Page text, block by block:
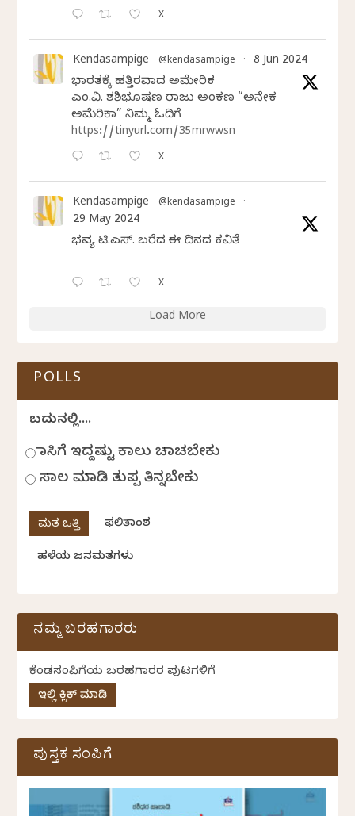
X
Kendasampige @kendasampige · 8 Jun 2024
ಭಾರತಕ್ಕೆ ಹತ್ತಿರವಾದ ಅಮೇರಿಕ
ಎಂ.ವಿ. ಶಶಿಭೂಷಣ ರಾಜು ಅಂಕಣ “ಅನೇಕ
ಅಮೆರಿಕಾ” ನಿಮ್ಮ ಓದಿಗೆ
https://tinyurl.com/35mrwwsn
X
Kendasampige @kendasampige ·
29 May 2024
ಭವ್ಯ ಟಿ.ಎಸ್. ಬರೆದ ಈ ದಿನದ ಕವಿತೆ
X
Load More
POLLS
ಬದುಕಿನಲ್ಲಿ....
ಹಾಸಿಗೆ ಇದ್ದಷ್ಟು ಕಾಲು ಚಾಚಬೇಕು
ಸಾಲ ಮಾಡಿ ತುಪ್ಪ ತಿನ್ನಬೇಕು
ಫಲಿತಾಂಶ
ಹಳೆಯ ಜನಮತಗಳು
ನಮ್ಮ ಬರಹಗಾರರು
ಕೆಂಡಸಂಪಿಗೆಯ ಬರಹಗಾರರ ಪುಟಗಳಿಗೆ
ಇಲ್ಲಿ ಕ್ಲಿಕ್ ಮಾಡಿ
ಪುಸ್ತಕ ಸಂಪಿಗೆ